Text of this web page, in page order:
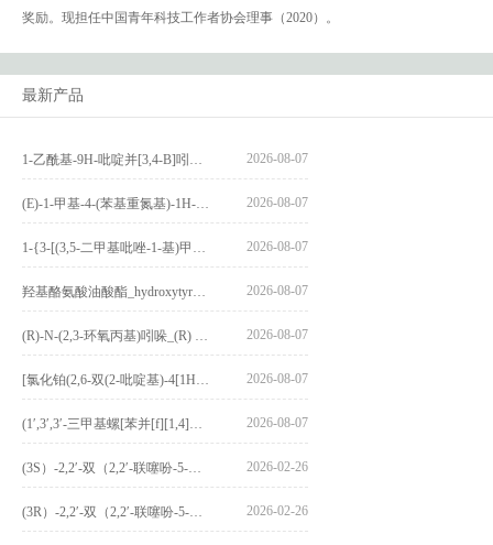
奖励。现担任中国青年科技工作者协会理事（2020）。
最新产品
2026-08-07
2026-08-07
2026-08-07
2026-08-07
2026-08-07
2026-08-07
2026-08-07
2026-02-26
2026-02-26